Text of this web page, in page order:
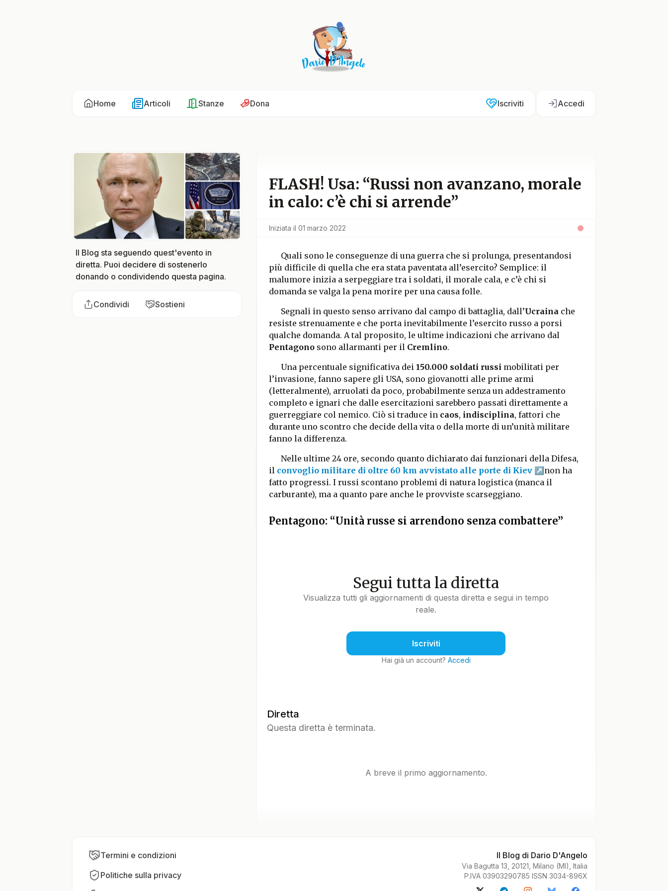
Home Articoli Stanze Dona Iscriviti Accedi
Il Blog sta seguendo quest'evento in
diretta. Puoi decidere di sostenerlo
donando o condividendo questa pagina.
Condividi Sostieni
FLASH! Usa: “Russi non avanzano, morale
in calo: c’è chi si arrende”
Iniziata il 01 marzo 2022
Quali sono le conseguenze di una guerra che si prolunga, presentandosi
più difficile di quella che era stata paventata all’esercito? Semplice: il
malumore inizia a serpeggiare tra i soldati, il morale cala, e c’è chi si
domanda se valga la pena morire per una causa folle.
Segnali in questo senso arrivano dal campo di battaglia, dall’Ucrainache
resiste strenuamente e che porta inevitabilmente l’esercito russo a porsi
qualche domanda. A tal proposito, le ultime indicazioni che arrivano dal
Pentagono sono allarmanti per il Cremlino.
Una percentuale significativa dei 150.000 soldati russi mobilitati per
l’invasione, fanno sapere gli USA, sono giovanotti alle prime armi
(letteralmente), arruolati da poco, probabilmente senza un addestramento
completo e ignari che dalle esercitazioni sarebbero passati direttamente a
guerreggiare col nemico. Ciò si traduce in caos, indisciplina, fattori che
durante uno scontro che decide della vita o della morte di un’unità militare
fanno la differenza.
Nelle ultime 24 ore, secondo quanto dichiarato dai funzionari della Difesa,
il convoglio militare di oltre 60 km avvistato alle porte di Kiev
non ha
fatto progressi. I russi scontano problemi di natura logistica (manca il
carburante), ma a quanto pare anche le provviste scarseggiano.
Pentagono: “Unità russe si arrendono senza combattere”
Segui tutta la diretta
Visualizza tutti gli aggiornamenti di questa diretta e segui in tempo
reale.
Iscriviti
Hai già un account? Accedi
Diretta
Questa diretta è terminata.
A breve il primo aggiornamento.
Termini e condizioni
Politiche sulla privacy
Il Blog di Dario D'Angelo
Via Bagutta 13, 20121, Milano (MI), Italia
P.IVA 03903290785 ISSN 3034-896X